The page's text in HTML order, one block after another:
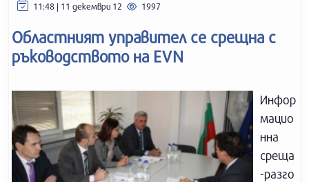
11:48 | 11 декември 12 1997
Областният управител се срещна с
ръководството на EVN
Инфор
мацио
нна
среща
-разго